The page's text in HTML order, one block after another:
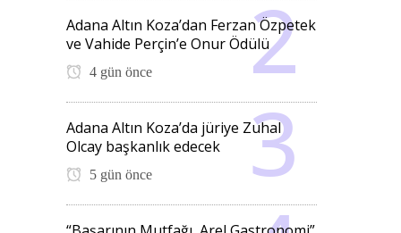
Adana Altın Koza’dan Ferzan Özpetek
ve Vahide Perçin’e Onur Ödülü
4 gün önce
Adana Altın Koza’da jüriye Zuhal
Olcay başkanlık edecek
5 gün önce